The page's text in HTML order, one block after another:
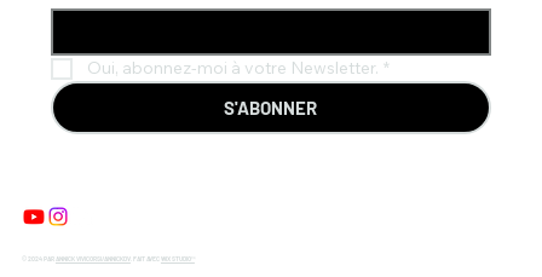
Oui, abonnez-moi à votre Newsletter. *
S'ABONNER
© 2024 PAR ANNICK VIVICORSI/ANNICKDV. FAIT AVEC WIX STUDIO™